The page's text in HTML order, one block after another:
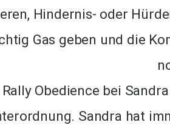
Hindernis- oder
Gas geben und die
Rally Obedience bei
Sandra hat